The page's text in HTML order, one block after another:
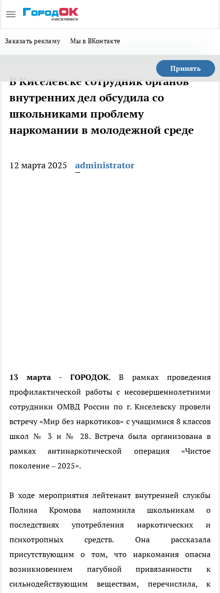
Заказать рекламу Мы в ВКонтакте
Принять
В Киселевске сотрудник органов
внутренних дел обсудила со
школьниками проблему
наркомании в молодежной среде
12 марта 2025 administrator
13 марта - ГОРОДОК. В рамках проведения
профилактической работы с несовершеннолетними
сотрудники ОМВД России по г. Киселевску провели
встречу «Мир без наркотиков» с учащимися 8 классов
школ № 3 и № 28. Встреча была организована в
рамках антинаркотической операция «Чистое
поколение – 2025».
В ходе мероприятия лейтенант внутренней службы
Полина Кромова напомнила школьникам о
последствиях употребления наркотических и
психотропных средств. Она рассказала
присутствующим о том, что наркомания опасна
возникновением пагубной привязанности к
сильнодействующим веществам, перечислила, к